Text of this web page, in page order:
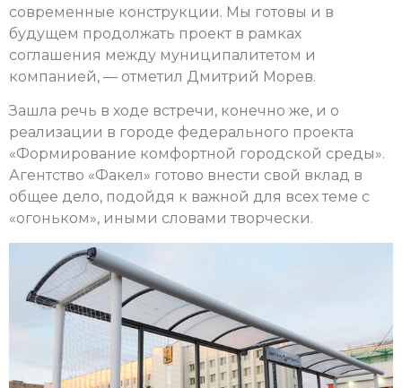
современные конструкции. Мы готовы и в
будущем продолжать проект в рамках
соглашения между муниципалитетом и
компанией, — отметил Дмитрий Морев.
Зашла речь в ходе встречи, конечно же, и о
реализации в городе федерального проекта
«Формирование комфортной городской среды».
Агентство «Факел» готово внести свой вклад в
общее дело, подойдя к важной для всех теме с
«огоньком», иными словами творчески.